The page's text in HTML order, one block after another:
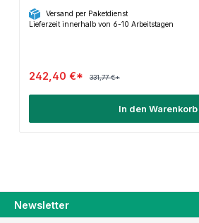
Versand per Paketdienst
Lieferzeit innerhalb von 6-10 Arbeitstagen
242,40 €* 331,77 €*
In den Warenkorb
Newsletter